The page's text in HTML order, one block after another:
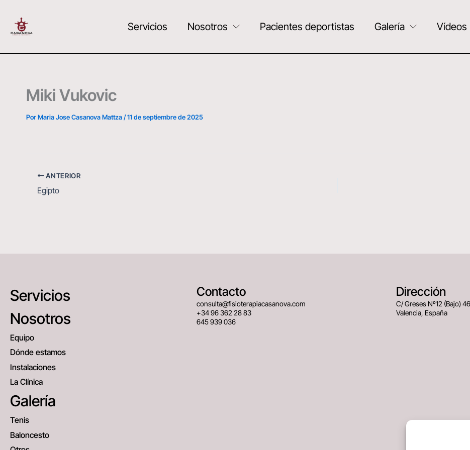
contenido
Servicios Nosotros Pacientes deportistas Galería Vídeos
Miki Vukovic
PorMaria Jose Casanova Mattza/11 de septiembre de 2025
ANTERIOR
Egipto
Servicios
Nosotros
Equipo
Dónde estamos
Instalaciones
La Clínica
Galería
Tenis
Baloncesto
Contacto
consulta@fisioterapiacasanova.com
+34 96 362 28 83
645 939 036
Dirección
C/ Greses Nº12 (Bajo)
Valencia, España